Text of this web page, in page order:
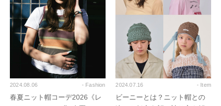
2024.08.06 - Fashion
春夏ニット帽コーデ2026《レ
2024.07.16 - Item
ビーニーとは？ニット帽との